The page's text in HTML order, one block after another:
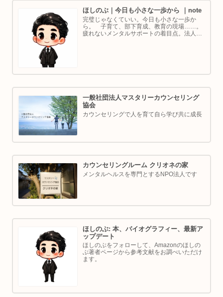
ほしのぶ｜今日も小さな一歩から ｜note
完璧じゃなくていい。今日も小さな一歩か
ら。 子育て、部下育成、教育の現場……。
疲れないメンタルサポートの着目点。法人代
一般社団法人マスタリーカウンセリング
協会
カウンセリングで人を育て自ら学び共に成長
カウンセリングルーム クリオネの家
メンタルヘルスを専門とするNPO法人です
ほしのぶ: 本、バイオグラフィー、最新ア
ップデート
ほしのぶをフォローして、Amazonのほしの
ぶ著者ページから参考文献をお調べいただけ
ます。